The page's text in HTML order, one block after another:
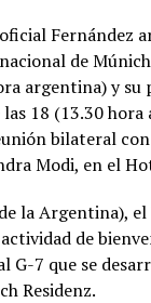
Fernández
de
argentina) y su
las 18 (13.30
bilateral
Modi, en el
la Argentina),
de
G-7 que se
Residenz.